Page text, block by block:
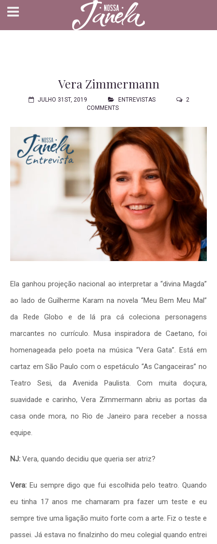
Vera Zimmermann
JULHO 31ST, 2019 ENTREVISTAS
2
COMMENTS
Ela ganhou projeção nacional ao interpretar a “divina Magda”
ao lado de Guilherme Karam na novela “Meu Bem Meu Mal”
da Rede Globo e de lá pra cá coleciona personagens
marcantes no currículo.
Musa inspiradora de Caetano, foi
homenageada pelo poeta na música “Vera Gata”. Estáem
cartaz em São Paulo com o espetáculo “As Cangaceiras” no
Teatro Sesi, da Avenida Paulista. Com muita doçura,
suavidade e carinho, Vera Zimmermann abriu as portas da
casa onde mora, no Rio de Janeiro para receber a nossa
equipe.
NJ: Vera, quando decidiu que queria ser atriz?
Vera: Eu sempre digo que fui escolhida pelo teatro. Quando
eu tinha 17 anos me chamaram pra fazer um teste e eu
sempre tive uma ligação muito forte com a arte. Fiz o teste e
passei. Já estava no finalzinho do meu colegial quando entrei